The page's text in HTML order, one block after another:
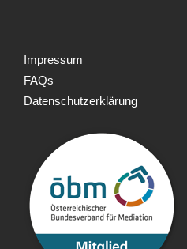
Impressum
FAQs
Datenschutzerklärung